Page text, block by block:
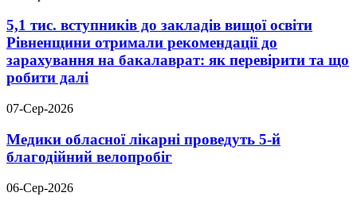
5,1 тис. вступників до закладів вищої освіти
Рівненщини отримали рекомендації до
зарахування на бакалаврат: як перевірити та що
робити далі
07-Сер-2026
Медики обласної лікарні проведуть 5-й
благодійний велопробіг
06-Сер-2026